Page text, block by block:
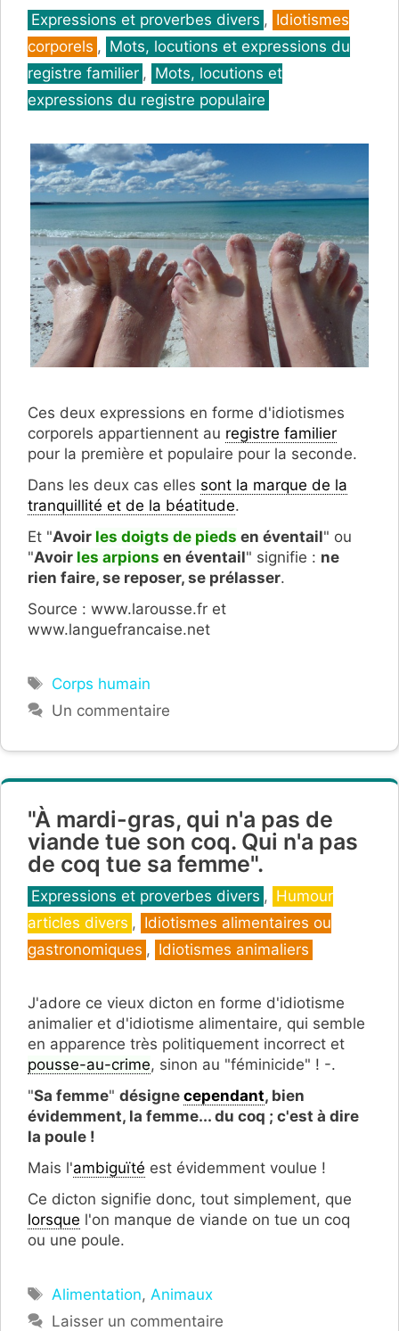
Catégories
Expressions et proverbes divers , Idiotismes
corporels , Mots, locutions et expressions du
registre familier , Mots, locutions et
expressions du registre populaire
Ces deux expressions en forme d'idiotismes
corporels appartiennent au registre familier
pour la première et populaire pour la seconde.
Dans les deux cas elles sont la marque de la
tranquillité et de la béatitude.
Et "Avoir les doigts de pieds en éventail" ou
"Avoir les arpions en éventail" signifie : ne
rien faire, se reposer, se prélasser.
Source : www.larousse.fr et
www.languefrancaise.net
Étiquettes
Corps humain
Un commentaire
"À mardi-gras, qui n'a pas de
viande tue son coq. Qui n'a pas
de coq tue sa femme".
Catégories
Expressions et proverbes divers , Humour
articles divers , Idiotismes alimentaires ou
gastronomiques , Idiotismes animaliers
J'adore ce vieux dicton en forme d'idiotisme
animalier et d'idiotisme alimentaire, qui semble
en apparence très politiquement incorrect et
pousse-au-crime, sinon au "féminicide" ! -.
"Sa femme" désigne cependant, bien
évidemment, la femme... du coq ; c'est à dire
la poule !
Mais l'ambiguïté est évidemment voulue !
Ce dicton signifie donc, tout simplement, que
lorsque l'on manque de viande on tue un coq
ou une poule.
Étiquettes
Alimentation, Animaux
Laisser un commentaire